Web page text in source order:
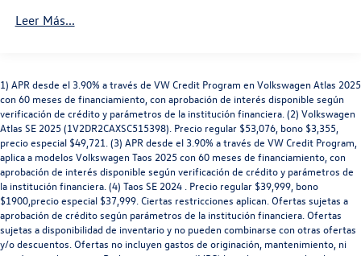
Garantía de mantenimiento: 24 meses / 20,000
Leer Más...
1) APR desde el 3.90% a través de VW Credit Program en Volkswagen Atlas 2025
con 60 meses de financiamiento, con aprobación de interés disponible según
verificación de crédito y parámetros de la institución financiera. (2) Volkswagen
Atlas SE 2025 (1V2DR2CAXSC515398). Precio regular $53,076, bono $3,355,
precio especial $49,721. (3) APR desde el 3.90% a través de VW Credit Program,
aplica a modelos Volkswagen Taos 2025 con 60 meses de financiamiento, con
aprobación de interés disponible según verificación de crédito y parámetros de
la institución financiera. (4) Taos SE 2024 . Precio regular $39,999, bono
$1900,precio especial $37,999. Ciertas restricciones aplican. Ofertas sujetas a
aprobación de crédito según parámetros de la institución financiera. Ofertas
sujetas a disponibilidad de inventario y no pueden combinarse con otras ofertas
y/o descuentos. Ofertas no incluyen gastos de originación, mantenimiento, ni